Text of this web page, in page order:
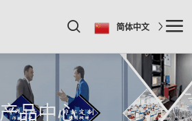
简体中文
产品中心